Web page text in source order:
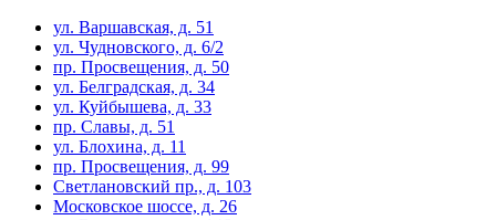
ул. Варшавская, д. 51
ул. Чудновского, д. 6/2
пр. Просвещения, д. 50
ул. Белградская, д. 34
ул. Куйбышева, д. 33
пр. Славы, д. 51
ул. Блохина, д. 11
пр. Просвещения, д. 99
Светлановский пр., д. 103
Московское шоссе, д. 26